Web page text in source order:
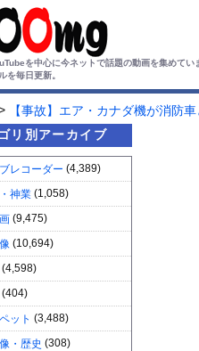
を中心に今ネットで話題の動画を集めてい
を毎日更新。
【事故】エア・カナダ機が消防
リ別アーカイブ
レコーダー (4,389)
神業 (1,058)
(9,475)
(10,694)
(4,598)
(404)
ット (3,488)
・歴史 (308)